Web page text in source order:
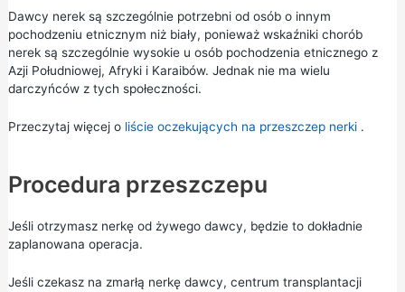
Dawcy nerek są szczególnie potrzebni od osób o innym
pochodzeniu etnicznym niż biały, ponieważ wskaźniki chorób
nerek są szczególnie wysokie u osób pochodzenia etnicznego z
Azji Południowej, Afryki i Karaibów. Jednak nie ma wielu
darczyńców z tych społeczności.
Przeczytaj więcej o liście oczekujących na przeszczep nerki.
Procedura przeszczepu
Jeśli otrzymasz nerkę od żywego dawcy, będzie to dokładnie
zaplanowana operacja.
Jeśli czekasz na zmarłą nerkę dawcy, centrum transplantacji